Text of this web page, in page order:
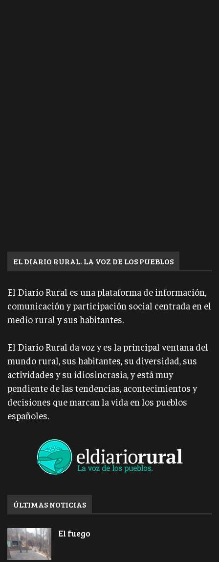
EL DIARIO RURAL. LA VOZ DE LOS PUEBLOS
El Diario Rural es una plataforma de información,
comunicación y participación social centrada en el
medio rural y sus habitantes.
El Diario Rural da voz y es la principal ventana del
mundo rural, sus habitantes, su diversidad, sus
actividades y su idiosincrasia, y está muy
pendiente de las tendencias, acontecimientos y
decisiones que marcan la vida en los pueblos
españoles.
ÚLTIMAS NOTICIAS
El fuego